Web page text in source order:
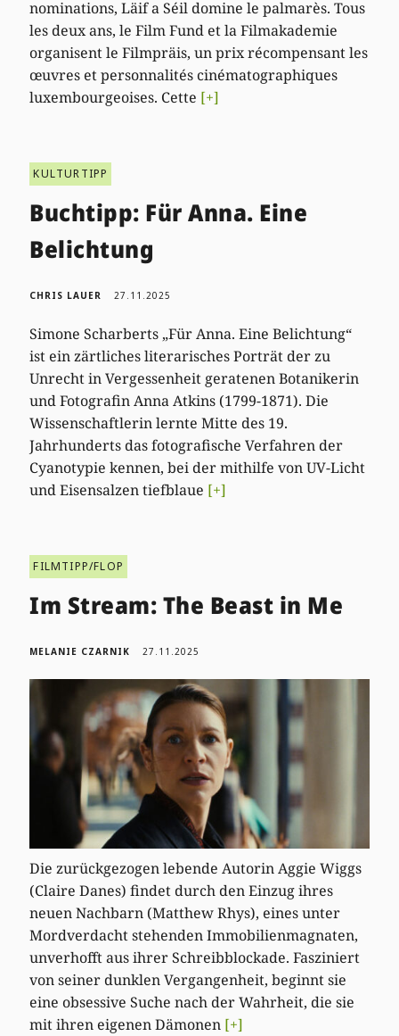
nominations, Läif a Séil domine le palmarès. Tous
les deux ans, le Film Fund et la Filmakademie
organisent le Filmpräis, un prix récompensant les
œuvres et personnalités cinématographiques
luxembourgeoises. Cette [+]
KULTURTIPP
Buchtipp: Für Anna. Eine
Belichtung
CHRIS LAUER 27.11.2025
Simone Scharberts „Für Anna. Eine Belichtung“
ist ein zärtliches literarisches Porträt der zu
Unrecht in Vergessenheit geratenen Botanikerin
und Fotografin Anna Atkins (1799-1871). Die
Wissenschaftlerin lernte Mitte des 19.
Jahrhunderts das fotografische Verfahren der
Cyanotypie kennen, bei der mithilfe von UV-Licht
und Eisensalzen tiefblaue [+]
FILMTIPP/FLOP
Im Stream: The Beast in Me
MELANIE CZARNIK 27.11.2025
Die zurückgezogen lebende Autorin Aggie Wiggs
(Claire Danes) findet durch den Einzug ihres
neuen Nachbarn (Matthew Rhys), eines unter
Mordverdacht stehenden Immobilienmagnaten,
unverhofft aus ihrer Schreibblockade. Fasziniert
von seiner dunklen Vergangenheit, beginnt sie
eine obsessive Suche nach der Wahrheit, die sie
mit ihren eigenen Dämonen [+]